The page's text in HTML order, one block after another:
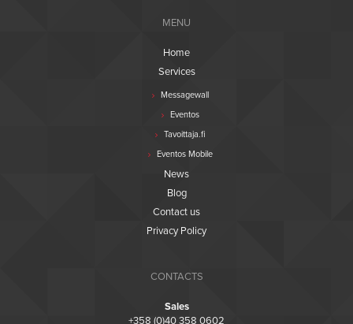
MENU
Home
Services
Messagewall
Eventos
Tavoittaja.fi
Eventos Mobile
News
Blog
Contact us
Privacy Policy
CONTACTS
Sales
+358 (0)40 358 0602